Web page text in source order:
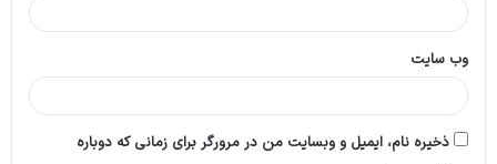
وب‌ سایت
ذخیره نام، ایمیل و وبسایت من در مرورگر برای زمانی که دوباره